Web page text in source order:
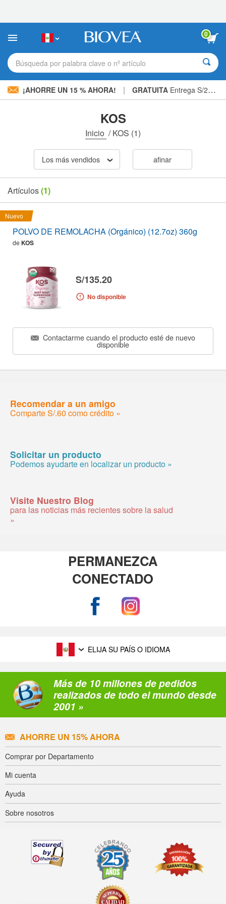
sitio
incluye
sistema
de
0
Búsqueda por palabra clave o nº artículo
¡AHORRE UN 15 % AHORA! | GRATUITA Entrega S/234.00 »
KOS
Inicio /KOS (1)
Los más vendidos afinar
Artículos(1)
Nuevo
POLVO DE REMOLACHA (Orgánico) (12.7oz) 360g
de KOS
S/135.20
No disponible
Contactarme cuando el producto esté de nuevo
disponible
Recomendar a un amigo
Comparte S/.60 como crédito »
Solicitar un producto
Podemos ayudarte en localizar un producto »
Visite Nuestro Blog
para las noticias más recientes sobre la salud
»
PERMANEZCA
CONECTADO
ELIJA SU PAÍS O IDIOMA
Más de 10 millones de pedidos
realizados de todo el mundo desde
2001 »
AHORRE UN 15% AHORA
Comprar por Departamento
Mi cuenta
Ayuda
Sobre nosotros